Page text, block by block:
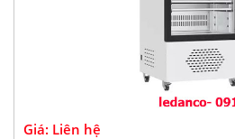
Giá: Liên hệ